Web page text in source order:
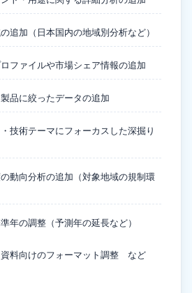
追加（日本国内の地域別分析など）
ファイルや市場シェア情報の追加
品に絞ったデータの追加
技術テーマにフォーカスした深掘り
動向分析の追加（対象地域の規制環
年の調整（予測年の延長など）
料向けのフォーマット調整 など